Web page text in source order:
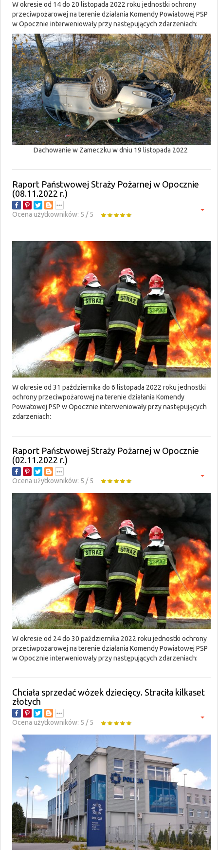
W okresie od 14 do 20 listopada 2022 roku jednostki ochrony
przeciwpożarowej na terenie działania Komendy Powiatowej PSP
w Opocznie interweniowały przy następujących zdarzeniach:
Dachowanie w Zameczku w dniu 19 listopada 2022
Raport Państwowej Straży Pożarnej w Opocznie
(08.11.2022 r.)
Ocena użytkowników: 5 /5
W okresie od 31 października do 6 listopada 2022 roku jednostki
ochrony przeciwpożarowej na terenie działania Komendy
Powiatowej PSP w Opocznie interweniowały przy następujących
zdarzeniach:
Raport Państwowej Straży Pożarnej w Opocznie
(02.11.2022 r.)
Ocena użytkowników: 5 /5
W okresie od 24 do 30 października 2022 roku jednostki ochrony
przeciwpożarowej na terenie działania Komendy Powiatowej PSP
w Opocznie interweniowały przy następujących zdarzeniach:
Chciała sprzedać wózek dziecięcy. Straciła kilkaset
złotych
Ocena użytkowników: 5 /5